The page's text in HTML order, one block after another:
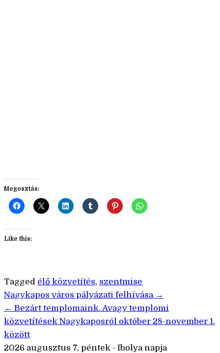
Megosztás:
Like this:
Tagged élő közvetítés, szentmise
Bejegyzés
navigáció
Nagykapos város pályázati felhívása →
← Bezárt templomaink. Avagy templomi
közvetítések Nagykaposról október 28-november 1.
között
2026 augusztus 7, péntek - Ibolya napja